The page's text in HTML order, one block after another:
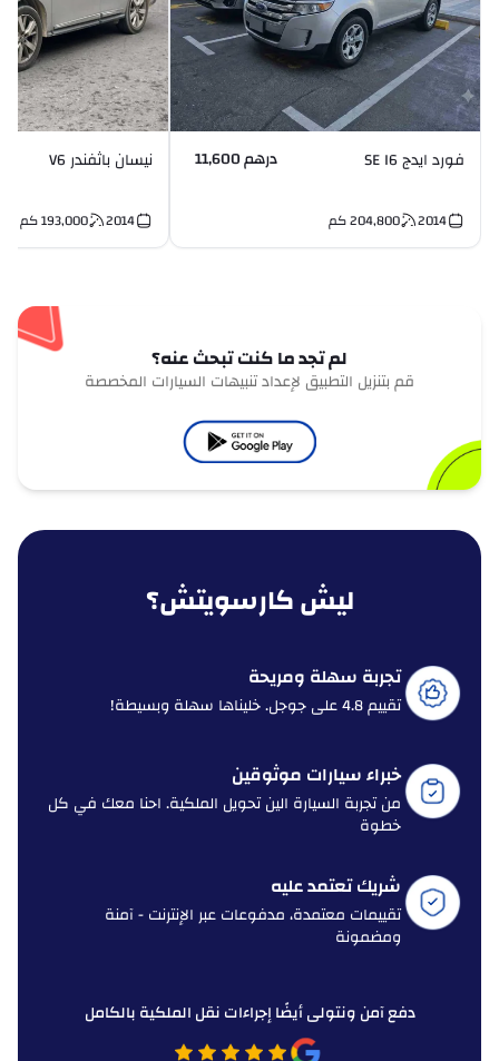
فورد ايدج SE I6 درهم 11,600
2014
204,800 كم
نيسان باثفندر V6
2014
193,000 كم
لم تجد ما كنت تبحث عنه؟
قم بتنزيل التطبيق لإعداد تنبيهات السيارات المخصصة
ليش كارسويتش؟
تجربة سهلة ومريحة
تقييم 4.8 على جوجل. خليناها سهلة وبسيطة!
خبراء سيارات موثوقين
من تجربة السيارة الين تحويل الملكية. احنا معك في كل
خطوة
شريك تعتمد عليه
تقييمات معتمدة، مدفوعات عبر الإنترنت - آمنة
ومضمونة
دفع آمن ونتولى أيضًا إجراءات نقل الملكية بالكامل